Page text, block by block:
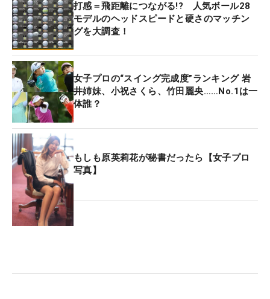
打感＝飛距離につながる!? 人気ボール28
モデルのヘッドスピードと硬さのマッチン
グを大調査！
女子プロの“スイング完成度”ランキング 岩
井姉妹、小祝さくら、竹田麗央……No.1は一
体誰？
もしも原英莉花が秘書だったら【女子プロ
写真】